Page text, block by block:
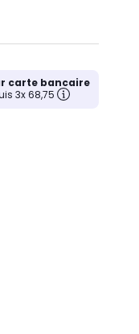
carte bancaire
3x 68,75